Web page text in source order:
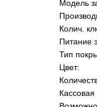
Модель
Колич.
Питание
Тип
Цвет:
Кассовая